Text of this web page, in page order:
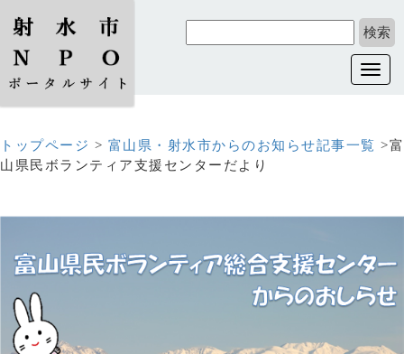
トップページ > 富山県・射水市からのお知らせ記事一覧 >富
山県民ボランティア支援センターだより